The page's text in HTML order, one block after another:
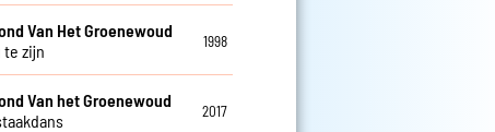
Van Het Groenewoud
te zijn
1998
Van het Groenewoud
2017